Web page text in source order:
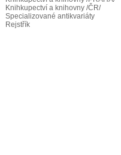
Knihkupectví a knihovny /ČR/
Specializované antikvariáty
Rejstřík